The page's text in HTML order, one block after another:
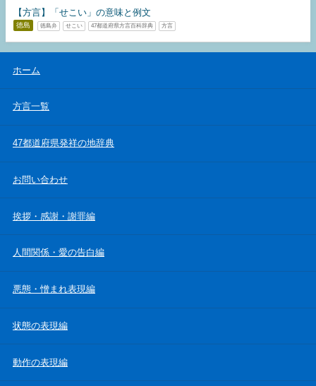
【方言】「せこい」の意味と例文
徳島 徳島弁 せこい 47都道府県方言百科辞典 方言
ホーム
方言一覧
47都道府県発祥の地辞典
お問い合わせ
挨拶・感謝・謝罪編
人間関係・愛の告白編
悪態・憎まれ表現編
状態の表現編
動作の表現編